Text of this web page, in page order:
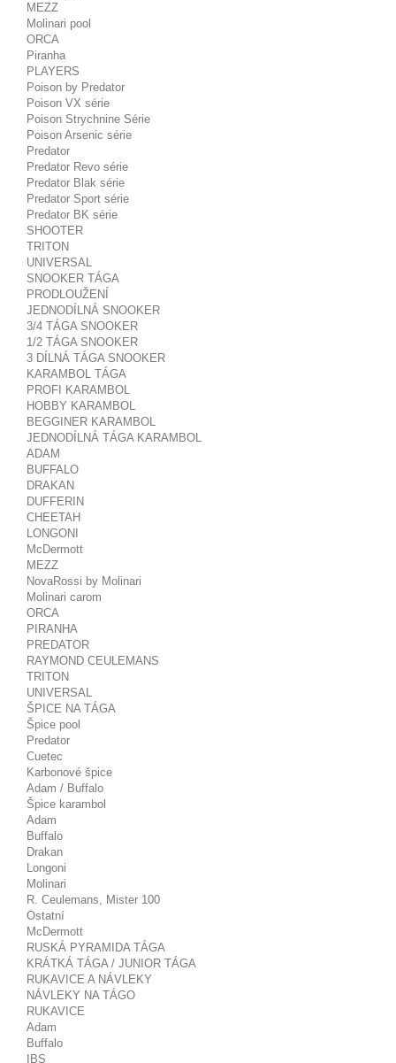
MEZZ
Molinari pool
ORCA
Piranha
PLAYERS
Poison by Predator
Poison VX série
Poison Strychnine Série
Poison Arsenic série
Predator
Predator Revo série
Predator Blak série
Predator Sport série
Predator BK série
SHOOTER
TRITON
UNIVERSAL
SNOOKER TÁGA
PRODLOUŽENÍ
JEDNODÍLNÁ SNOOKER
3/4 TÁGA SNOOKER
1/2 TÁGA SNOOKER
3 DÍLNÁ TÁGA SNOOKER
KARAMBOL TÁGA
PROFI KARAMBOL
HOBBY KARAMBOL
BEGGINER KARAMBOL
JEDNODÍLNÁ TÁGA KARAMBOL
ADAM
BUFFALO
DRAKAN
DUFFERIN
CHEETAH
LONGONI
McDermott
MEZZ
NovaRossi by Molinari
Molinari carom
ORCA
PIRANHA
PREDATOR
RAYMOND CEULEMANS
TRITON
UNIVERSAL
ŠPICE NA TÁGA
Špice pool
Predator
Cuetec
Karbonové špice
Adam / Buffalo
Špice karambol
Adam
Buffalo
Drakan
Longoni
Molinari
R. Ceulemans, Mister 100
Ostatní
McDermott
RUSKÁ PYRAMIDA TÁGA
KRÁTKÁ TÁGA / JUNIOR TÁGA
RUKAVICE A NÁVLEKY
NÁVLEKY NA TÁGO
RUKAVICE
Adam
Buffalo
IBS